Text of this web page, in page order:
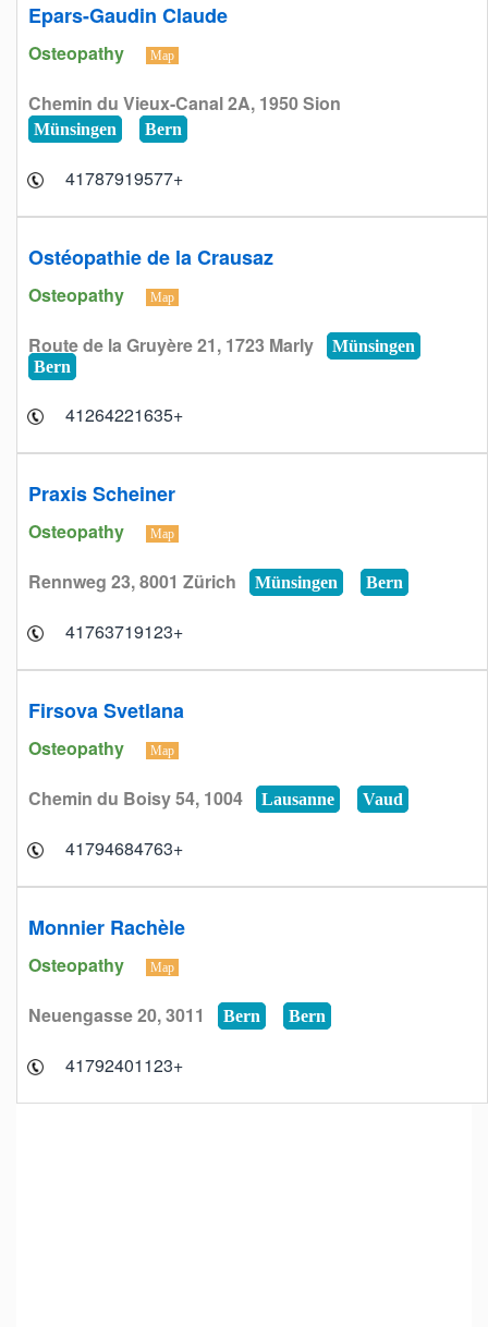
Epars-Gaudin Claude
Osteopathy Map
Chemin du Vieux-Canal 2A, 1950 Sion
Münsingen Bern
+41787919577
Ostéopathie de la Crausaz
Osteopathy Map
Route de la Gruyère 21, 1723 Marly
Münsingen
Bern
+41264221635
Praxis Scheiner
Osteopathy Map
Rennweg 23, 8001 Zürich Münsingen Bern
+41763719123
Firsova Svetlana
Osteopathy Map
Chemin du Boisy 54, 1004 Lausanne Vaud
+41794684763
Monnier Rachèle
Osteopathy Map
Neuengasse 20, 3011 Bern Bern
+41792401123